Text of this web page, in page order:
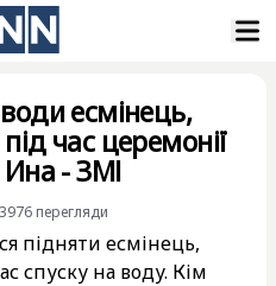
есмінець,
час церемонії
- ЗМІ
3976 перегляди
підняти есмінець,
спуску на воду. Кім